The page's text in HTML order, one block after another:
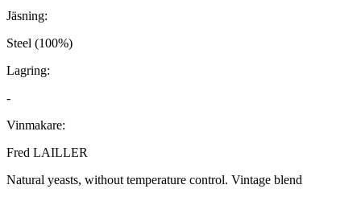
Jäsning:
Steel (100%)
Lagring:
-
Vinmakare:
Fred LAILLER
Natural yeasts, without temperature control. Vintage blend